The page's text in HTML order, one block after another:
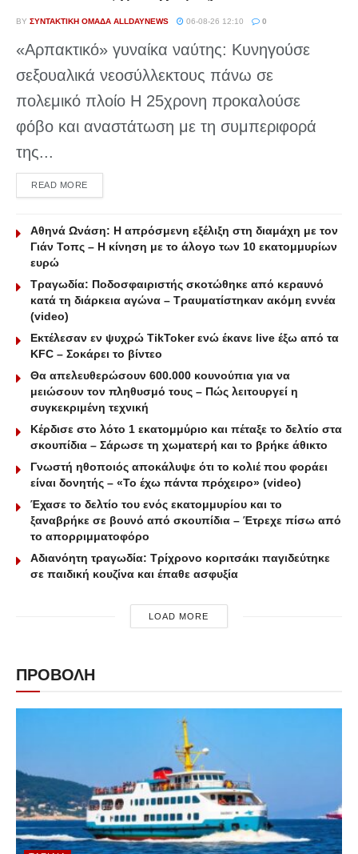
BY ΣΥΝΤΑΚΤΙΚΉ ΟΜΆΔΑ ALLDAYNEWS 06-08-26 12:10 0
«Αρπακτικό» γυναίκα ναύτης: Κυνηγούσε
σεξουαλικά νεοσύλλεκτους πάνω σε
πολεμικό πλοίο Η 25χρονη προκαλούσε
φόβο και αναστάτωση με τη συμπεριφορά
της...
READ MOREDETAILS
Αθηνά Ωνάση: Η απρόσμενη εξέλιξη στη διαμάχη με τον
Γιάν Τοπς – Η κίνηση με το άλογο των 10 εκατομμυρίων
ευρώ
Τραγωδία: Ποδοσφαιριστής σκοτώθηκε από κεραυνό
κατά τη διάρκεια αγώνα – Τραυματίστηκαν ακόμη εννέα
(video)
Εκτέλεσαν εν ψυχρώ ΤikToker ενώ έκανε live έξω από τα
KFC – Σοκάρει το βίντεο
Θα απελευθερώσουν 600.000 κουνούπια για να
μειώσουν τον πληθυσμό τους – Πώς λειτουργεί η
συγκεκριμένη τεχνική
Κέρδισε στο λότο 1 εκατομμύριο και πέταξε το δελτίο στα
σκουπίδια – Σάρωσε τη χωματερή και το βρήκε άθικτο
Γνωστή ηθοποιός αποκάλυψε ότι το κολιέ που φοράει
είναι δονητής – «Το έχω πάντα πρόχειρο» (video)
Έχασε το δελτίο του ενός εκατομμυρίου και το
ξαναβρήκε σε βουνό από σκουπίδια – Έτρεχε πίσω από
το απορριμματοφόρο
Αδιανόητη τραγωδία: Τρίχρονο κοριτσάκι παγιδεύτηκε
σε παιδική κουζίνα και έπαθε ασφυξία
LOAD MORE
ΠΡΟΒΟΛΗ